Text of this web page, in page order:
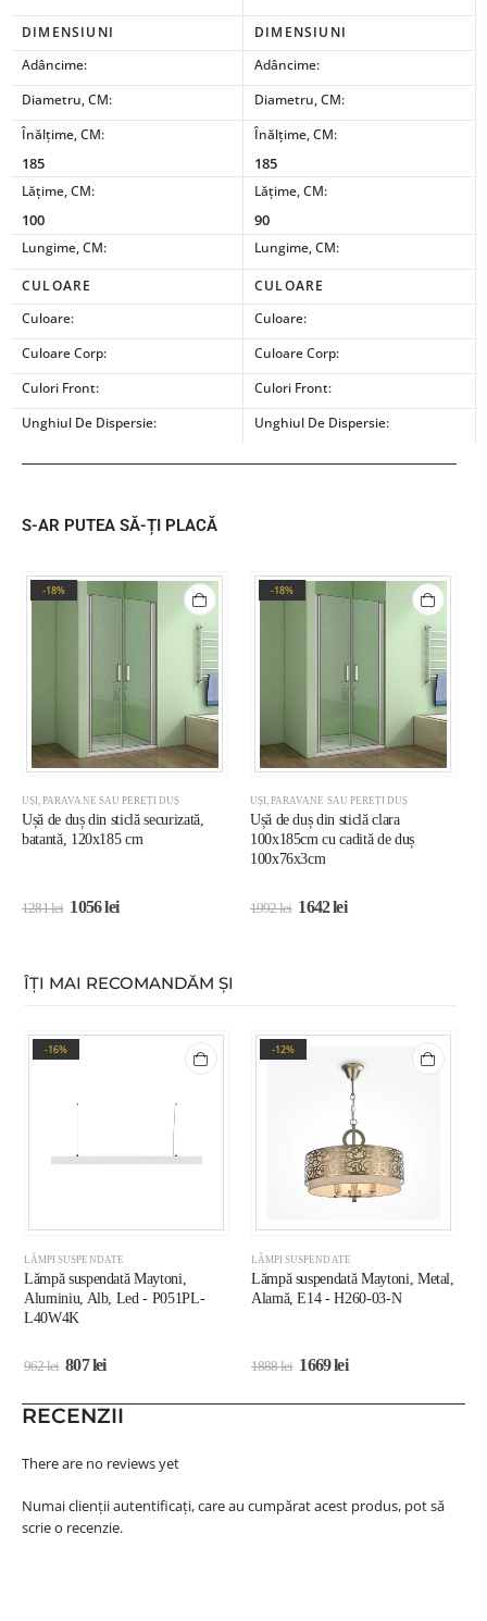
DIMENSIUNI
DIMENSIUNI
Adâncime:
Adâncime:
Diametru, CM:
Diametru, CM:
Înălțime, CM:
185
Înălțime, CM:
185
Lățime, CM:
100
Lățime, CM:
90
Lungime, CM: Lungime, CM:
CULOARE
CULOARE
Culoare:
Culoare:
Culoare Corp:
Culoare Corp:
Culori Front:
Culori Front:
Unghiul De Dispersie:
Unghiul De Dispersie:
S-AR PUTEA SĂ-ȚI PLACĂ
-18%
UȘI, PARAVANE SAU PEREȚI DUȘ
Ușă de duș din sticlă securizată,
batantă, 120x185 cm
1281lei 1056lei
-18%
UȘI, PARAVANE SAU PEREȚI DUȘ
Ușă de duș din sticlă clara
100x185cm cu cadită de duș
100x76x3cm
1992lei 1642lei
ÎȚI MAI RECOMANDĂM ȘI
-16%
LĂMPI SUSPENDATE
Lămpă suspendată Maytoni,
Aluminiu, Alb, Led - P051PL-
L40W4K
962lei 807lei
-12%
LĂMPI SUSPENDATE
Lămpă suspendată Maytoni, Metal,
Alamă, E14 - H260-03-N
1888lei 1669lei
RECENZII
There are no reviews yet
Numai clienții autentificați, care au cumpărat acest produs, pot să
scrie o recenzie.